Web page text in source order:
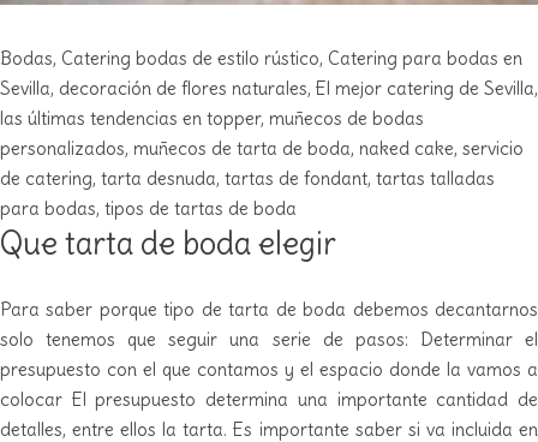
Bodas, Catering bodas de estilo rústico, Catering para bodas en
Sevilla, decoración de flores naturales, El mejor catering de Sevilla,
las últimas tendencias en topper, muñecos de bodas
personalizados, muñecos de tarta de boda, naked cake, servicio
de catering, tarta desnuda, tartas de fondant, tartas talladas
para bodas, tipos de tartas de boda
Que tarta de boda elegir
Para saber porque tipo de tarta de boda debemos decantarnos
solo tenemos que seguir una serie de pasos: Determinar el
presupuesto con el que contamos y el espacio donde la vamos a
colocar El presupuesto determina una importante cantidad de
detalles, entre ellos la tarta. Es importante saber si va incluida en